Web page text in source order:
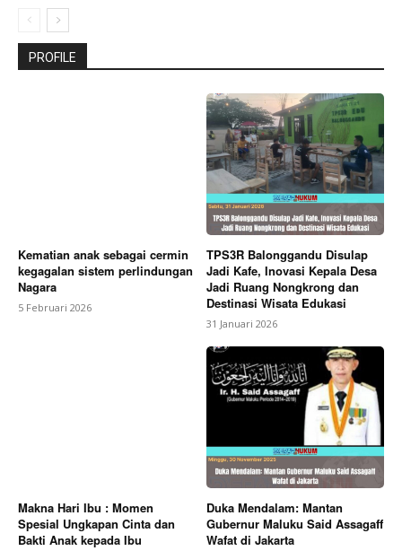
PROFILE
Kematian anak sebagai cermin
kegagalan sistem perlindungan
Nagara
5 Februari 2026
TPS3R Balonggandu Disulap
Jadi Kafe, Inovasi Kepala Desa
Jadi Ruang Nongkrong dan
Destinasi Wisata Edukasi
31 Januari 2026
Makna Hari Ibu : Momen
Spesial Ungkapan Cinta dan
Bakti Anak kepada Ibu
Duka Mendalam: Mantan
Gubernur Maluku Said Assagaff
Wafat di Jakarta